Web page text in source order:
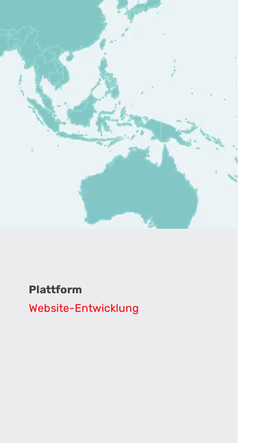
Plattform
Website-Entwicklung